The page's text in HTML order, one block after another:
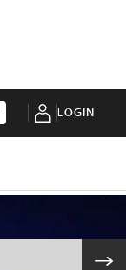
LOGIN